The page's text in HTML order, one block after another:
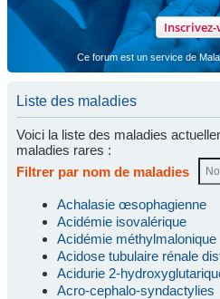
Inscrivez-
Ce forum est un service de
Liste des maladies
Voici la liste des maladies
maladies rares :
Filtrer par nom de maladies
Achalasie œsophagienne
Acidémie isovalérique
Acidémie méthylmalonique
Acidose tubulaire rénale
Acidurie 2-
Acro-cephalo-syndactylies